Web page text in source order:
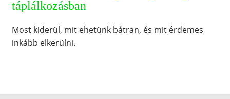
táplálkozásban
Most kiderül, mit ehetünk bátran, és mit érdemes
inkább elkerülni.